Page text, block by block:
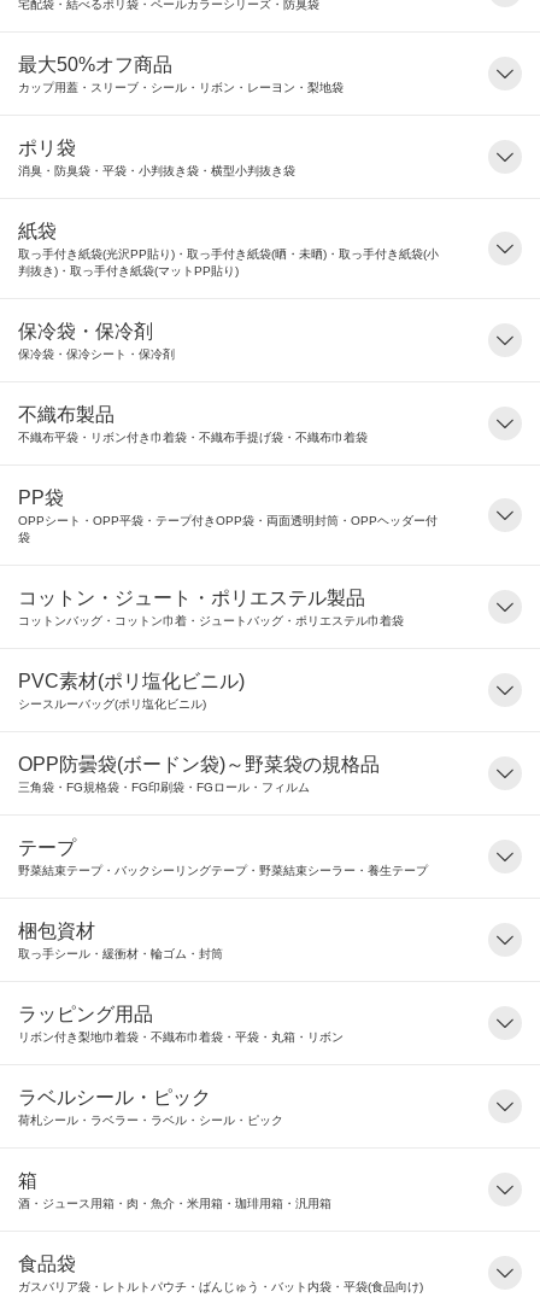
宅配袋・結べるポリ袋・ペールカラーシリーズ・防臭袋
最大50%オフ商品
カップ用蓋・スリーブ・シール・リボン・レーヨン・梨地袋
ポリ袋
消臭・防臭袋・平袋・小判抜き袋・横型小判抜き袋
紙袋
取っ手付き紙袋(光沢PP貼り)・取っ手付き紙袋(晒・未晒)・取っ手付き紙袋(小
判抜き)・取っ手付き紙袋(マットPP貼り)
保冷袋・保冷剤
保冷袋・保冷シート・保冷剤
不織布製品
不織布平袋・リボン付き巾着袋・不織布手提げ袋・不織布巾着袋
PP袋
OPPシート・OPP平袋・テープ付きOPP袋・両面透明封筒・OPPヘッダー付
袋
コットン・ジュート・ポリエステル製品
コットンバッグ・コットン巾着・ジュートバッグ・ポリエステル巾着袋
PVC素材(ポリ塩化ビニル)
シースルーバッグ(ポリ塩化ビニル)
OPP防曇袋(ボードン袋)～野菜袋の規格品
三角袋・FG規格袋・FG印刷袋・FGロール・フィルム
テープ
野菜結束テープ・バックシーリングテープ・野菜結束シーラー・養生テープ
梱包資材
取っ手シール・緩衝材・輪ゴム・封筒
ラッピング用品
リボン付き梨地巾着袋・不織布巾着袋・平袋・丸箱・リボン
ラベルシール・ピック
荷札シール・ラベラー・ラベル・シール・ピック
箱
酒・ジュース用箱・肉・魚介・米用箱・珈琲用箱・汎用箱
食品袋
ガスバリア袋・レトルトパウチ・ばんじゅう・バット内袋・平袋(食品向け)